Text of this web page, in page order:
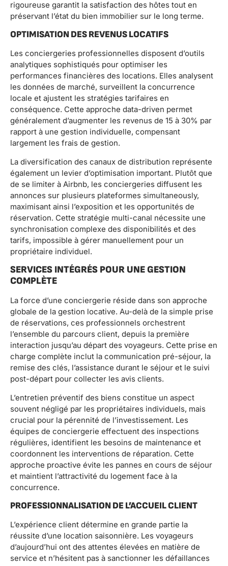
rigoureuse garantit la satisfaction des hôtes tout en
préservant l’état du bien immobilier sur le long terme.
OPTIMISATION DES REVENUS LOCATIFS
Les conciergeries professionnelles disposent d’outils
analytiques sophistiqués pour optimiser les
performances financières des locations. Elles analysent
les données de marché, surveillent la concurrence
locale et ajustent les stratégies tarifaires en
conséquence. Cette approche data-driven permet
généralement d’augmenter les revenus de 15 à 30% par
rapport à une gestion individuelle, compensant
largement les frais de gestion.
La diversification des canaux de distribution représente
également un levier d’optimisation important. Plutôt que
de se limiter à Airbnb, les conciergeries diffusent les
annonces sur plusieurs plateformes simultaneously,
maximisant ainsi l’exposition et les opportunités de
réservation. Cette stratégie multi-canal nécessite une
synchronisation complexe des disponibilités et des
tarifs, impossible à gérer manuellement pour un
propriétaire individuel.
SERVICES INTÉGRÉS POUR UNE GESTION
COMPLÈTE
La force d’une conciergerie réside dans son approche
globale de la gestion locative. Au-delà de la simple prise
de réservations, ces professionnels orchestrent
l’ensemble du parcours client, depuis la première
interaction jusqu’au départ des voyageurs. Cette prise en
charge complète inclut la communication pré-séjour, la
remise des clés, l’assistance durant le séjour et le suivi
post-départ pour collecter les avis clients.
L’entretien préventif des biens constitue un aspect
souvent négligé par les propriétaires individuels, mais
crucial pour la pérennité de l’investissement. Les
équipes de conciergerie effectuent des inspections
régulières, identifient les besoins de maintenance et
coordonnent les interventions de réparation. Cette
approche proactive évite les pannes en cours de séjour
et maintient l’attractivité du logement face à la
concurrence.
PROFESSIONNALISATION DE L’ACCUEIL CLIENT
L’expérience client détermine en grande partie la
réussite d’une location saisonnière. Les voyageurs
d’aujourd’hui ont des attentes élevées en matière de
service et n’hésitent pas à sanctionner les défaillances